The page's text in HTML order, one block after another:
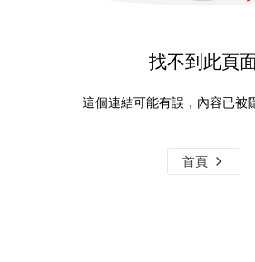
找不到此頁
這個連結可能有誤，內容已被
首頁